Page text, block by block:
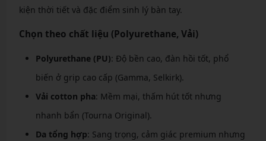
kiện thời tiết và đặc điểm sinh lý bàn tay.
Chọn theo chất liệu (Polyurethane, Vải)
Polyurethane (PU): Độ bền cao, đàn hồi tốt, phổ
biến ở grip cao cấp (Gamma, Selkirk).
Vải cotton pha: Mềm mại, thấm hút tốt nhưng
nhanh bẩn (Tourna Original).
Da tổng hợp: Sang trọng, cảm giác premium nhưng